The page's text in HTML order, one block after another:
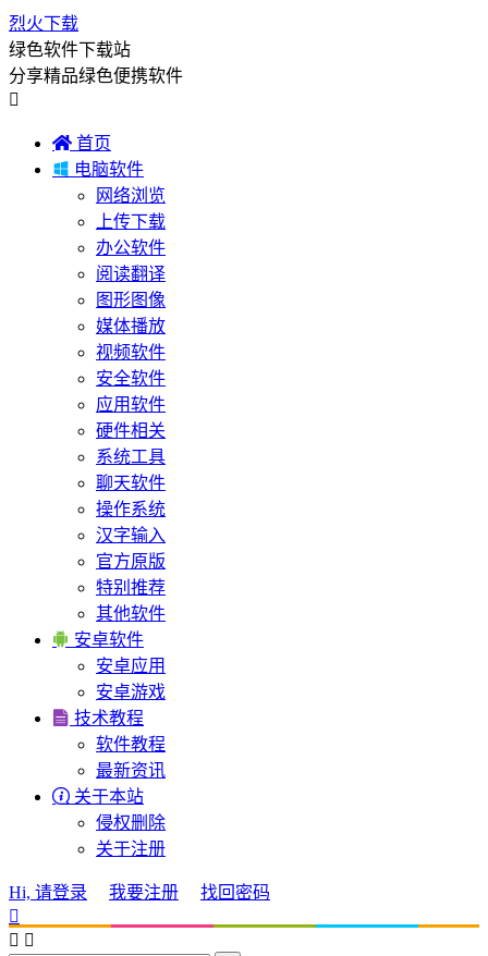
烈火下载
绿色软件下载站
分享精品绿色便携软件

 首页
 电脑软件
网络浏览
上传下载
办公软件
阅读翻译
图形图像
媒体播放
视频软件
安全软件
应用软件
硬件相关
系统工具
聊天软件
操作系统
汉字输入
官方原版
特别推荐
其他软件
 安卓软件
安卓应用
安卓游戏
 技术教程
软件教程
最新资讯
 关于本站
侵权删除
关于注册
Hi, 请登录 我要注册
找回密码

 